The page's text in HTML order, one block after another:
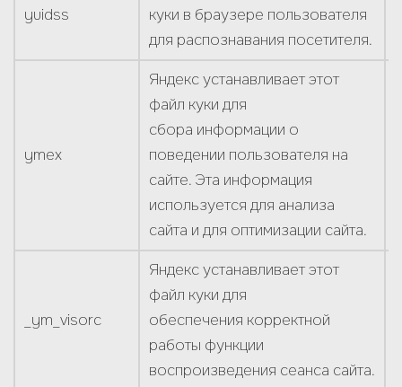
yuidss
куки в браузере пользователя
для распознавания посетителя.
ymex
Яндекс устанавливает этот
файл куки для
сбора информации о
поведении пользователя на
сайте. Эта информация
используется для анализа
сайта и для оптимизации сайта.
_ym_visorc
Яндекс устанавливает этот
файл куки для
обеспечения корректной
работы функции
воспроизведения сеанса сайта.